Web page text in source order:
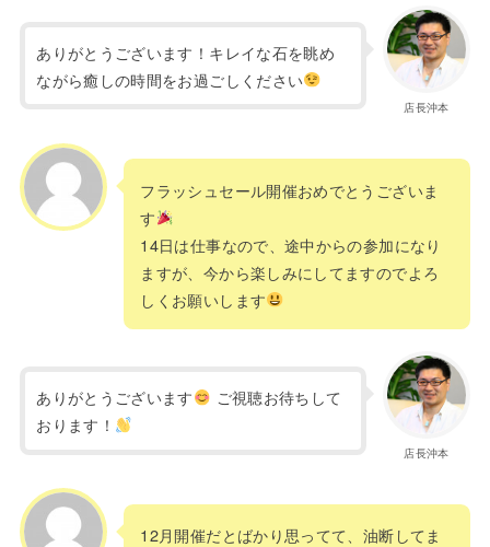
店長沖本
ありがとうございます！キレイな石を眺め
ながら癒しの時間をお過ごしください
フラッシュセール開催おめでとうございま
す
14日は仕事なので、途中からの参加になり
ますが、今から楽しみにしてますのでよろ
しくお願いします
店長沖本
ありがとうございます
ご視聴お待ちして
おります！
12月開催だとばかり思ってて、油断してま